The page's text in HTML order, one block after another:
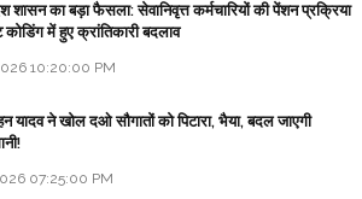
शासन का बड़ा फैसला: सेवानिवृत्त कर्मचारियों की पेंशन प्रक्रिया
में हुए क्रांतिकारी बदलाव
10:20:00 PM
यादव ने खोल दओ सौगातों को पिटारा, भैया, बदल जाएगी
07:25:00 PM